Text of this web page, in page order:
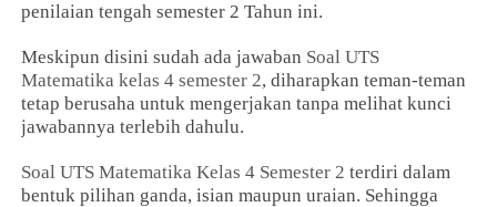
penilaian tengah semester 2 Tahun ini.
Meskipun disini sudah ada jawaban Soal UTS
Matematika kelas 4 semester 2, diharapkan teman-teman
tetap berusaha untuk mengerjakan tanpa melihat kunci
jawabannya terlebih dahulu.
Soal UTS Matematika Kelas 4 Semester 2 terdiri dalam
bentuk pilihan ganda, isian maupun uraian. Sehingga